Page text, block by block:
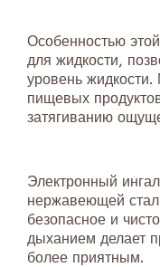
Особенностью
для жидкости,
уровень жидкости.
пищевых
затягиванию
Электронный
нержавеющей
безопасное и
дыханием делает
более приятным.